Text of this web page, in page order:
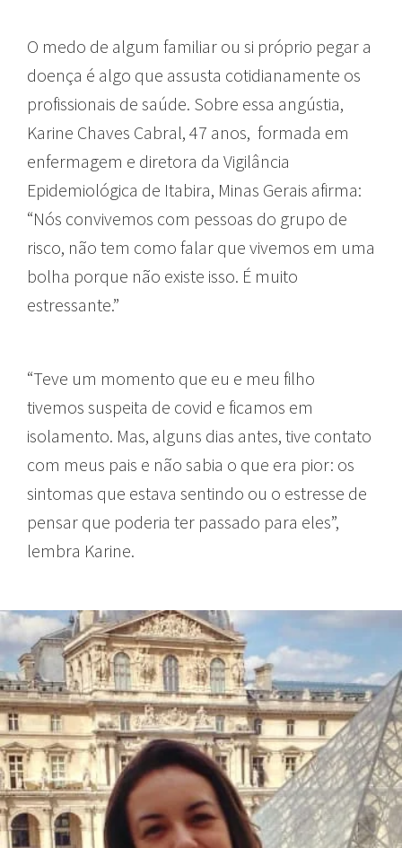
O medo de algum familiar ou si próprio pegar a
doença é algo que assusta cotidianamente os
profissionais de saúde. Sobre essa angústia,
Karine Chaves Cabral, 47 anos, formada em
enfermagem e diretora da Vigilância
Epidemiológica de Itabira, Minas Gerais afirma:
“Nós convivemos com pessoas do grupo de
risco, não tem como falar que vivemos em uma
bolha porque não existe isso. É muito
estressante.”
“Teve um momento que eu e meu filho
tivemos suspeita de covid e ficamos em
isolamento. Mas, alguns dias antes, tive contato
com meus pais e não sabia o que era pior: os
sintomas que estava sentindo ou o estresse de
pensar que poderia ter passado para eles”,
lembra Karine.